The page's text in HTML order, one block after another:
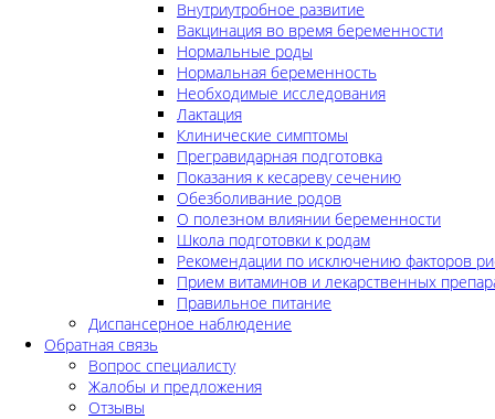
Внутриутробное развитие
Вакцинация во время беременности
Нормальные роды
Нормальная беременность
Необходимые исследования
Лактация
Клинические симптомы
Прегравидарная подготовка
Показания к кесареву сечению
Обезболивание родов
О полезном влиянии беременности
Школа подготовки к родам
Рекомендации по исключению факторов
Прием витаминов и лекарственных
Правильное питание
Диспансерное наблюдение
Обратная связь
Вопрос специалисту
Жалобы и предложения
Отзывы